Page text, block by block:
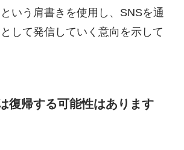
いう肩書きを使用し、SNSを通
して発信していく意向を示して
復帰する可能性はあります